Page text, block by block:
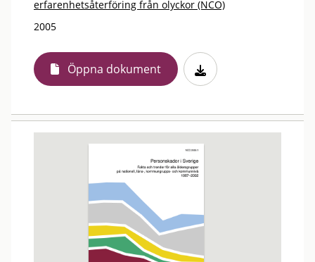
erfarenhetsåterföring från olyckor (NCO)
2005
Öppna dokument